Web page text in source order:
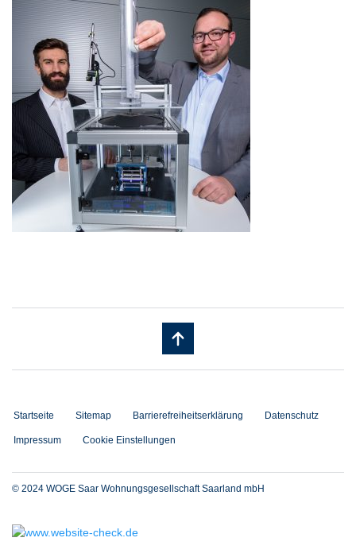
Startseite Sitemap Barrierefreiheitserklärung Datenschutz
Impressum Cookie Einstellungen
© 2024 WOGE Saar Wohnungsgesellschaft Saarland mbH